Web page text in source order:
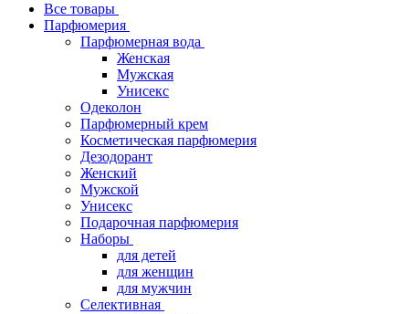
Все товары
Парфюмерия
Парфюмерная вода
Женская
Мужская
Унисекс
Одеколон
Парфюмерный крем
Косметическая парфюмерия
Дезодорант
Женский
Мужской
Унисекс
Подарочная парфюмерия
Наборы
для детей
для женщин
для мужчин
Селективная